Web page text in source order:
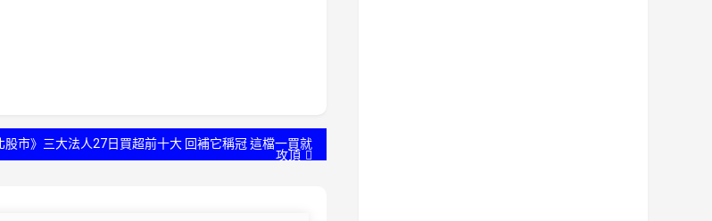
股市》三大法人27日買超前十大 回補它稱冠 這檔一買就
攻頂